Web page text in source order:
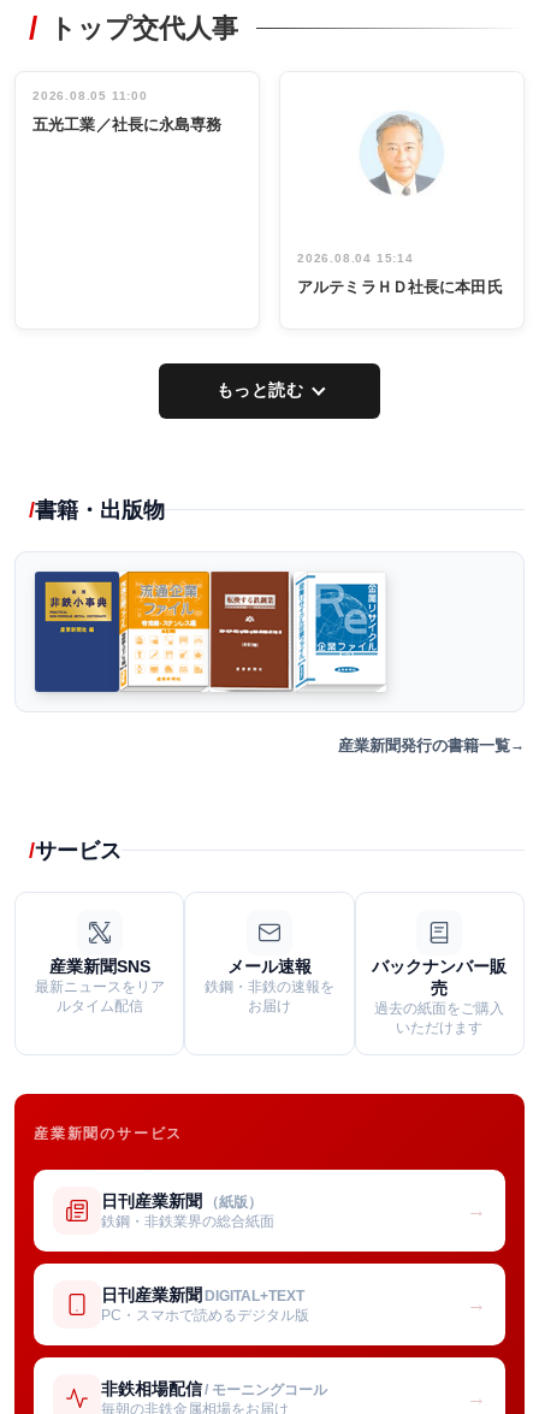
非鉄業界で
インタビュ
ー／社内ア
タックトレー
祝う 業界関
係者ら220人
出席
トップ交代人事
2026.08.05 11:00
五光工業／社長に永島専務
2026.08.04 15:14
アルテミラＨＤ社長に本田氏
もっと読む
書籍・出版物
産業新聞発行の書籍一覧
サービス
産業新聞SNS
最新ニュースをリア
ルタイム配信
メール速報
鉄鋼・非鉄の速報を
お届け
バックナンバー販
売
過去の紙面をご購入
いただけます
産業新聞のサービス
日刊産業新聞 （紙版）
鉄鋼・非鉄業界の総合紙面
→
日刊産業新聞 DIGITAL+TEXT
PC・スマホで読めるデジタル版
→
非鉄相場配信/ モーニングコール
毎朝の非鉄金属相場をお届け
→